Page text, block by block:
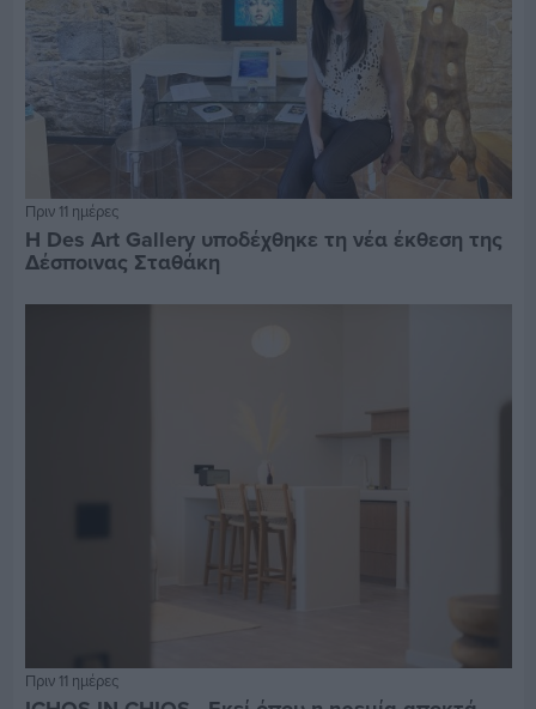
Πριν 11 ημέρες
Η Des Art Gallery υποδέχθηκε τη νέα έκθεση της
Δέσποινας Σταθάκη
Πριν 11 ημέρες